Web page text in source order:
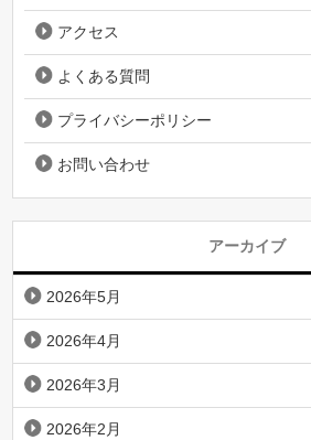
アクセス
よくある質問
プライバシーポリシー
お問い合わせ
アーカイブ
2026年5月
2026年4月
2026年3月
2026年2月